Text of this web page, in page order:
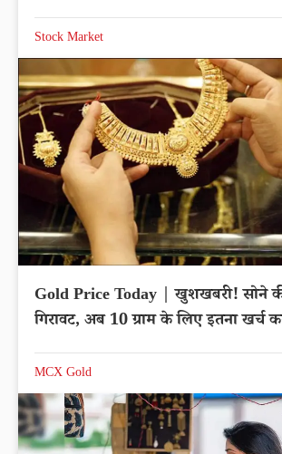
Stock Market
Gold Price Today | खुशखबरी! सोने
गिरावट, अब 10 ग्राम के लिए इतना खर्च
MCX Gold